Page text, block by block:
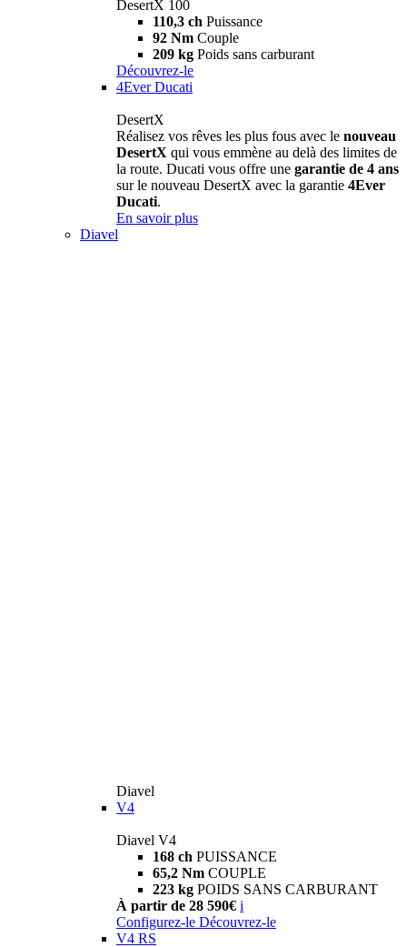
DesertX 100
110,3 ch Puissance
92 Nm Couple
209 kg Poids sans carburant
Découvrez-le
4Ever Ducati
DesertX
Réalisez vos rêves les plus fous avec le nouveau
DesertX qui vous emmène au delà des limites de
la route. Ducati vous offre une garantie de 4 ans
sur le nouveau DesertX avec la garantie 4Ever
Ducati.
En savoir plus
Diavel
Diavel
V4
Diavel V4
168 ch PUISSANCE
65,2 Nm COUPLE
223 kg POIDS SANS CARBURANT
À partir de 28 590€ i
Configurez-le Découvrez-le
V4 RS